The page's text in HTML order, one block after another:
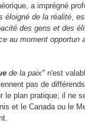
a imprégné
éloigné de la réalité,
des gens et des
au moment opportun
de la paix" n'est
pas de
le plan pratique; il ne
et le Canada ou le